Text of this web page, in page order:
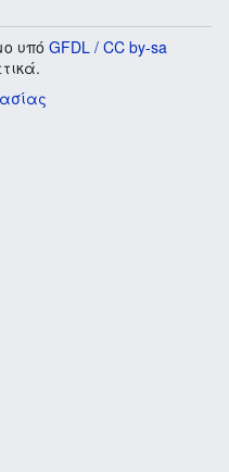
υπό GFDL / CC by-sa